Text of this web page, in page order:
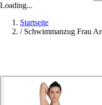
Loading...
Startseite
/ Schwimmanzug Frau